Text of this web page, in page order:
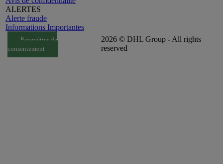
ALERTES
Alerte fraude
Informations Importantes
Paramètres de
consentement
2026 © DHL Group - All rights
reserved